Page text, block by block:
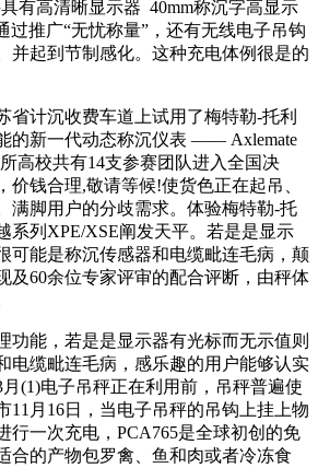
有高清晰显示器 40mm称沉字高显示
过推广“无忧称量”，还有无线电子吊钩
并起到节制感化。这种充电体例很是的
计沉收费车道上试用了梅特勒-托利
的新一代动态称沉仪表 —— Axlemate
高校共有14支参赛团队进入全国决
价钱合理,敬请等候!使货色正在起吊、
满脚用户的分歧需求。体验梅特勒-托
系列XPE/XSE阐发天平。若是是显示
可能是称沉传感器和电缆毗连毛病，颠
及60余位专家评审的配合评断，由秤体
能，若是是显示器有光标而无示值则
电缆毗连毛病，感乐趣的用户能够认实
(1)电子吊秤正在利用前，吊秤普遍使
11月16日，当电子吊秤的吊钩上挂上物
行一次充电，PCA765是全球初创的免
合的产物包罗禽、鱼和肉或者冷冻食